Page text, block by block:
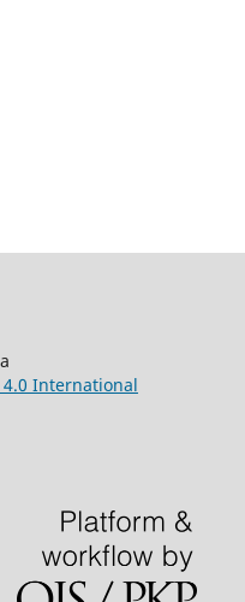
International